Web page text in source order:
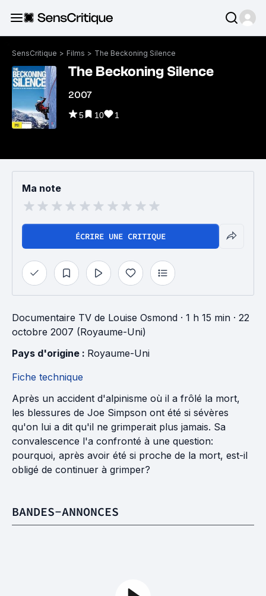
SensCritique > Films > The Beckoning Silence
The Beckoning Silence
2007
5 10 1
Ma note
ÉCRIRE UNE CRITIQUE
Documentaire TV de Louise Osmond · 1 h 15 min · 22
octobre 2007 (Royaume-Uni)
Pays d'origine : Royaume-Uni
Fiche technique
Après un accident d'alpinisme où il a frôlé la mort,
les blessures de Joe Simpson ont été si sévères
qu'on lui a dit qu'il ne grimperait plus jamais. Sa
convalescence l'a confronté à une question:
pourquoi, après avoir été si proche de la mort, est-il
obligé de continuer à grimper?
BANDES-ANNONCES